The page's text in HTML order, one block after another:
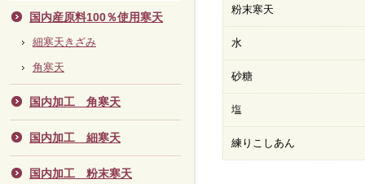
国内産原料100％使用寒天
細寒天きざみ
角寒天
国内加工 角寒天
国内加工 細寒天
国内加工 粉末寒天
粉末寒天
水
砂糖
塩
練りこしあん